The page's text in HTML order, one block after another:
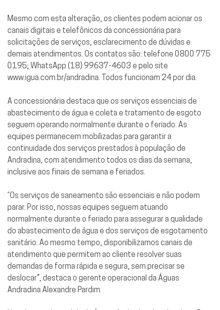
Mesmo com esta alteração, os clientes podem acionar os
canais digitais e telefônicos da concessionária para
solicitações de serviços, esclarecimento de dúvidas e
demais atendimentos. Os contatos são: telefone 0800 775
0195; WhatsApp (18) 99637-4603 e pelo site
www.igua.com.br/andradina. Todos funcionam 24 por dia.
A concessionária destaca que os serviços essenciais de
abastecimento de água e coleta e tratamento de esgoto
seguem operando normalmente durante o feriado. As
equipes permanecem mobilizadas para garantir a
continuidade dos serviços prestados à população de
Andradina, com atendimento todos os dias da semana,
inclusive aos finais de semana e feriados.
“Os serviços de saneamento são essenciais e não podem
parar. Por isso, nossas equipes seguem atuando
normalmente durante o feriado para assegurar a qualidade
do abastecimento de água e dos serviços de esgotamento
sanitário. Ao mesmo tempo, disponibilizamos canais de
atendimento que permitem ao cliente resolver suas
demandas de forma rápida e segura, sem precisar se
deslocar”, destaca o gerente operacional da Águas
Andradina Alexandre Pardim.